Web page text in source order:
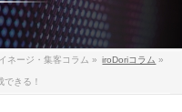
ネージ・集客コラム » iroDoriコラム »
きる！